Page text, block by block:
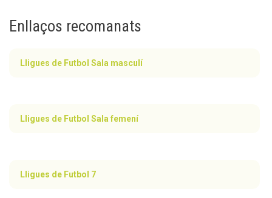
Enllaços recomanats
Lligues de Futbol Sala masculí
Lligues de Futbol Sala femení
Lligues de Futbol 7